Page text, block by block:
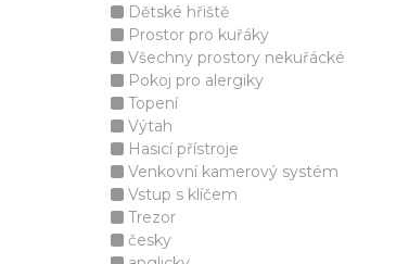
Dětské hřiště
Prostor pro kuřáky
Všechny prostory nekuřácké
Pokoj pro alergiky
Topení
Výtah
Hasicí přístroje
Venkovní kamerový systém
Vstup s klíčem
Trezor
česky